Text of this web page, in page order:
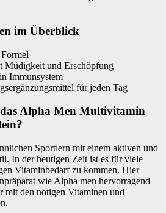
im Überblick
Müdigkeit und Erschöpfung
Immunsystem
für jeden Tag
Alpha Men Multivitamin
Sportlern mit einem aktiven und
In der heutigen Zeit ist es für viele
Vitaminbedarf zu kommen. Hier
wie Alpha men hervorragend
mit den nötigen Vitaminen und